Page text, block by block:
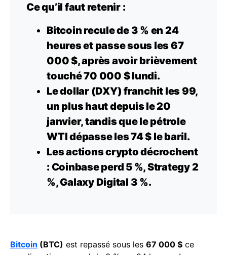
Ce qu’il faut retenir :
Bitcoin recule de 3 % en 24
heures et passe sous les 67
000 $, après avoir brièvement
touché 70 000 $ lundi.
Le dollar (DXY) franchit les 99,
un plus haut depuis le 20
janvier, tandis que le pétrole
WTI dépasse les 74 $ le baril.
Lesactionscrypto décrochent
: Coinbase perd 5 %, Strategy 2
%, Galaxy Digital 3 %.
Bitcoin (BTC) est repassé sous les 67 000 $ ce